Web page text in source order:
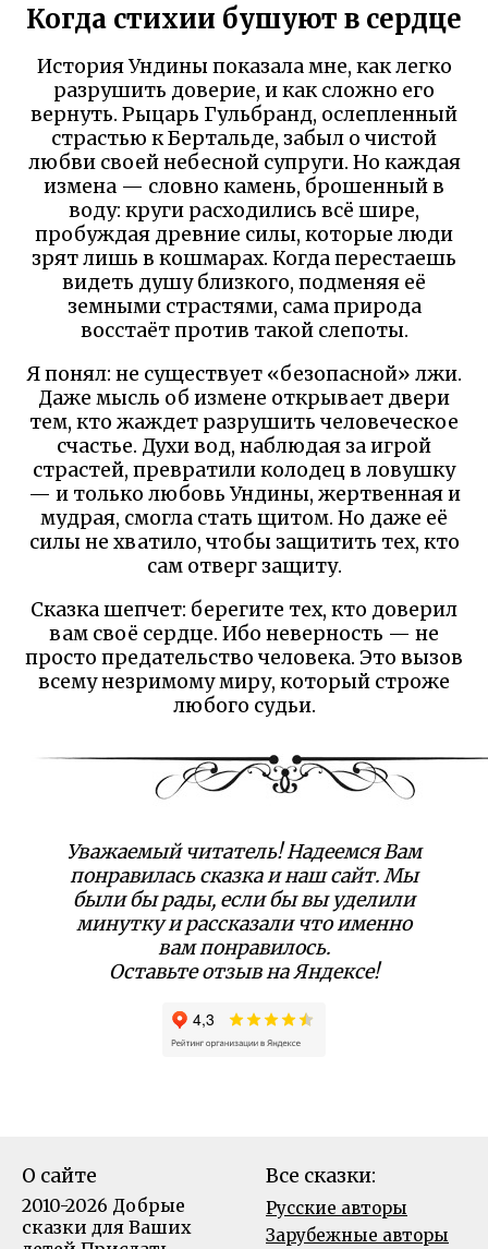
Когда стихии бушуют в сердце
История Ундины показала мне, как легко
разрушить доверие, и как сложно его
вернуть. Рыцарь Гульбранд, ослепленный
страстью к Бертальде, забыл о чистой
любви своей небесной супруги. Но каждая
измена — словно камень, брошенный в
воду: круги расходились всё шире,
пробуждая древние силы, которые люди
зрят лишь в кошмарах. Когда перестаешь
видеть душу близкого, подменяя её
земными страстями, сама природа
восстаёт против такой слепоты.
Я понял: не существует «безопасной» лжи.
Даже мысль об измене открывает двери
тем, кто жаждет разрушить человеческое
счастье. Духи вод, наблюдая за игрой
страстей, превратили колодец в ловушку
— и только любовь Ундины, жертвенная и
мудрая, смогла стать щитом. Но даже её
силы не хватило, чтобы защитить тех, кто
сам отверг защиту.
Сказка шепчет: берегите тех, кто доверил
вам своё сердце. Ибо неверность — не
просто предательство человека. Это вызов
всему незримому миру, который строже
любого судьи.
Уважаемый читатель! Надеемся Вам
понравилась сказка и наш сайт. Мы
были бы рады, если бы вы уделили
минутку и рассказали что именно
вам понравилось.
Оставьте отзыв на Яндексе!
О сайте
2010-2026 Добрые
сказки для Ваших
Все сказки:
Русские авторы
Зарубежные авторы